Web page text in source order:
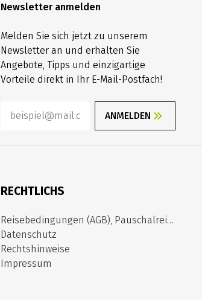
Newsletter anmelden
Melden Sie sich jetzt zu unserem
Newsletter an und erhalten Sie
Angebote, Tipps und einzigartige
Vorteile direkt in Ihr E-Mail-Postfach!
ANMELDEN
RECHTLICHS
Reisebedingungen (AGB), Pauschalreiserichtlinie
Datenschutz
Rechtshinweise
Impressum